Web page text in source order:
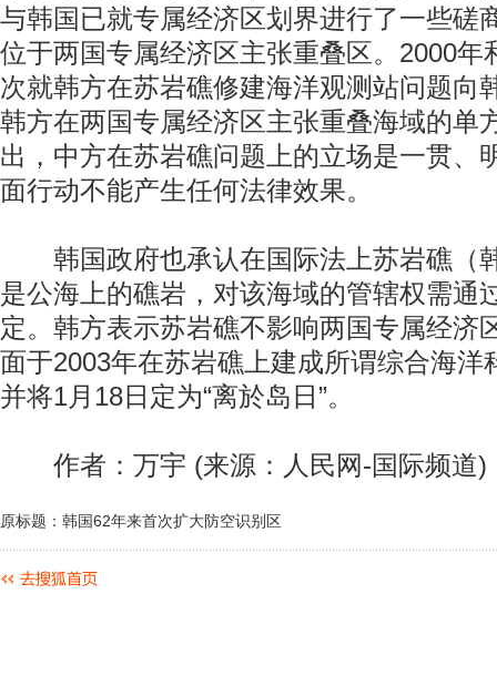
与韩国已就专属经济区划界进行了一些磋
位于两国专属经济区主张重叠区。2000年
次就韩方在苏岩礁修建海洋观测站问题向
韩方在两国专属经济区主张重叠海域的单
出，中方在苏岩礁问题上的立场是一贯、
面行动不能产生任何法律效果。
韩国政府也承认在国际法上苏岩礁（
是公海上的礁岩，对该海域的管辖权需通
定。韩方表示苏岩礁不影响两国专属经济
面于2003年在苏岩礁上建成所谓综合海洋
并将1月18日定为“离於岛日”。
作者：万宇 (来源：人民网-国际频道)
原标题：韩国62年来首次扩大防空识别区